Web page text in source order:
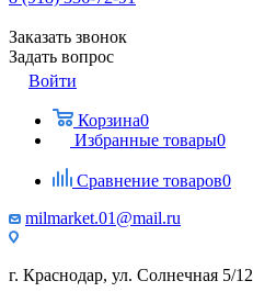
Заказать звонок
Задать вопрос
Войти
Корзина0
Избранные товары0
Сравнение товаров0
milmarket.01@mail.ru
г. Краснодар, ул. Солнечная 5/12